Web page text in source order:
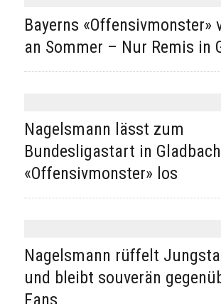
Bayerns «Offensivmonster»
an Sommer – Nur Remis in
Nagelsmann lässt zum
Bundesligastart in
«Offensivmonster» los
Nagelsmann rüffelt
und bleibt souverän
Fans